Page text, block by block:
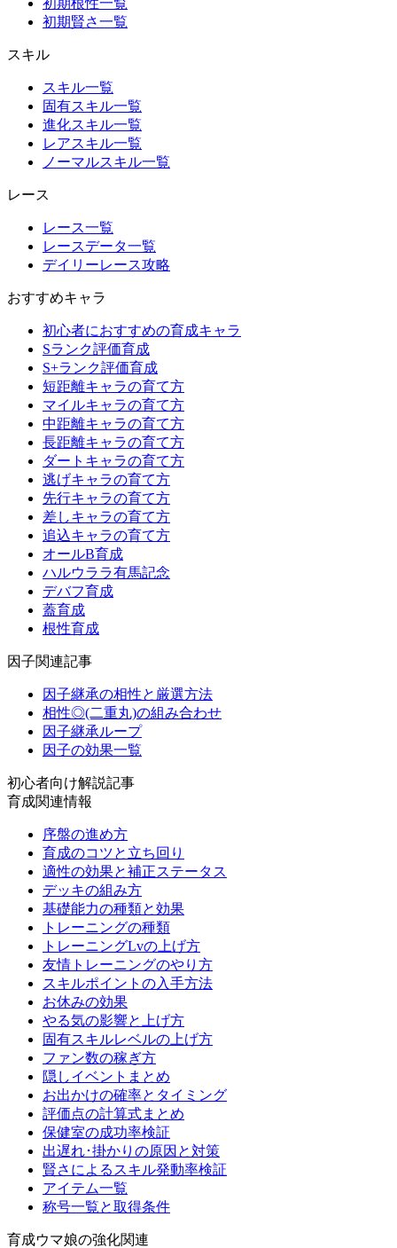
初期根性一覧
初期賢さ一覧
スキル
スキル一覧
固有スキル一覧
進化スキル一覧
レアスキル一覧
ノーマルスキル一覧
レース
レース一覧
レースデータ一覧
デイリーレース攻略
おすすめキャラ
初心者におすすめの育成キャラ
Sランク評価育成
S+ランク評価育成
短距離キャラの育て方
マイルキャラの育て方
中距離キャラの育て方
長距離キャラの育て方
ダートキャラの育て方
逃げキャラの育て方
先行キャラの育て方
差しキャラの育て方
追込キャラの育て方
オールB育成
ハルウララ有馬記念
デバフ育成
蓋育成
根性育成
因子関連記事
因子継承の相性と厳選方法
相性◎(二重丸)の組み合わせ
因子継承ループ
因子の効果一覧
初心者向け解説記事
育成関連情報
序盤の進め方
育成のコツと立ち回り
適性の効果と補正ステータス
デッキの組み方
基礎能力の種類と効果
トレーニングの種類
トレーニングLvの上げ方
友情トレーニングのやり方
スキルポイントの入手方法
お休みの効果
やる気の影響と上げ方
固有スキルレベルの上げ方
ファン数の稼ぎ方
隠しイベントまとめ
お出かけの確率とタイミング
評価点の計算式まとめ
保健室の成功率検証
出遅れ･掛かりの原因と対策
賢さによるスキル発動率検証
アイテム一覧
称号一覧と取得条件
育成ウマ娘の強化関連